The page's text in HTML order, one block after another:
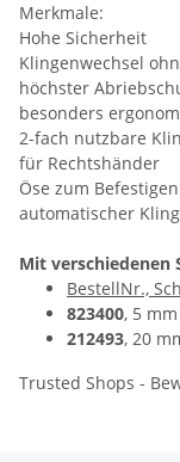
Merkmale:
Hohe Sicherheit
Klingenwechsel
höchster
besonders
2-fach nutzbare
für Rechtshänder
Öse zum Befestigen
automatischer
Mit verschiedenen
BestellNr.,
823400, 5 mm
212493, 20
Trusted Shops -